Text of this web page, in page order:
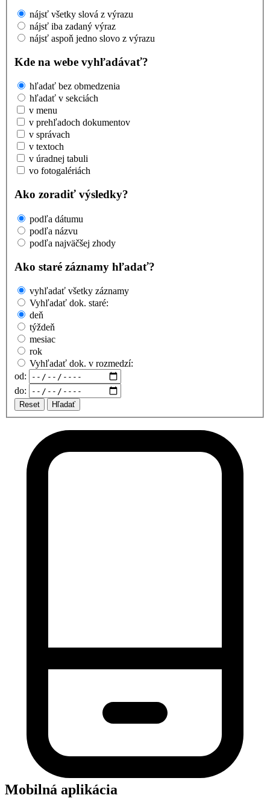
nájsť všetky slová z výrazu
nájsť iba zadaný výraz
nájsť aspoň jedno slovo z výrazu
Kde na webe vyhľadávať?
hľadať bez obmedzenia
hľadať v sekciách
v menu
v prehľadoch dokumentov
v správach
v textoch
v úradnej tabuli
vo fotogalériách
Ako zoradiť výsledky?
podľa dátumu
podľa názvu
podľa najväčšej zhody
Ako staré záznamy hľadať?
vyhľadať všetky záznamy
Vyhľadať dok. staré:
deň
týždeň
mesiac
rok
Vyhľadať dok. v rozmedzí:
od:
do:
Reset Hľadať
Mobilná aplikácia